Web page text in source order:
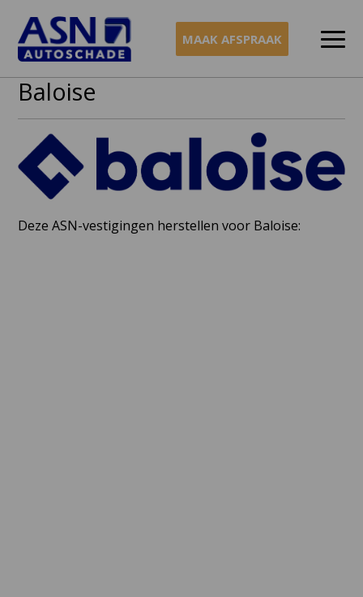
Naar
inhoud
MAAK AFSPRAAK
Baloise
Deze ASN-vestigingen herstellen voor Baloise: